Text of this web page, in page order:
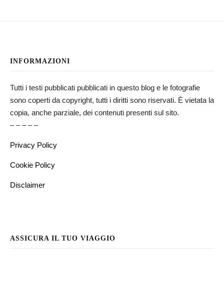
INFORMAZIONI
Tutti i testi pubblicati pubblicati in questo blog e le fotografie
sono coperti da copyright, tutti i diritti sono riservati. È vietata la
copia, anche parziale, dei contenuti presenti sul sito.
– – – – –
Privacy Policy
Cookie Policy
Disclaimer
ASSICURA IL TUO VIAGGIO